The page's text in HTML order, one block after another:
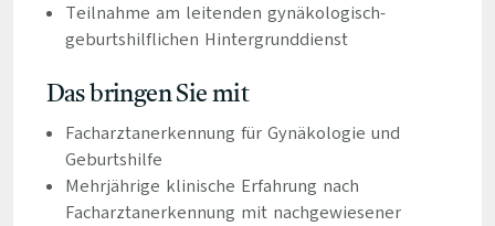
Teilnahme am leitenden gynäkologisch-
geburtshilflichen Hintergrunddienst
Das bringen Sie mit
Facharztanerkennung für Gynäkologie und
Geburtshilfe
Mehrjährige klinische Erfahrung nach
Facharztanerkennung mit nachgewiesener